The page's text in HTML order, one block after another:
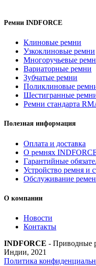
Ремни INDFORCE
Клиновые ремни
Узкоклиновые ремни
Многоручьевые
Вариаторные ремни
Зубчатые ремни
Поликлиновые
Шестигранные
Ремни стандарта
Полезная информация
Оплата и доставка
О ремнях
Гарантийные
Устройство ремня и
Обслуживание
О компании
Новости
Контакты
INDFORCE - Приводные
Индии, 2021
Политика